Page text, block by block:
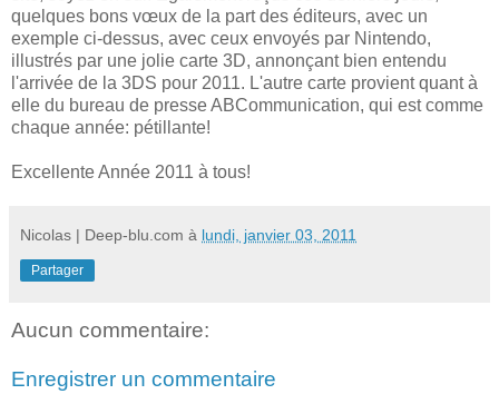
quelques bons vœux de la part des éditeurs, avec un
exemple ci-dessus, avec ceux envoyés par Nintendo,
illustrés par une jolie carte 3D, annonçant bien entendu
l'arrivée de la 3DS pour 2011. L'autre carte provient quant à
elle du bureau de presse ABCommunication, qui est comme
chaque année: pétillante!
Excellente Année 2011 à tous!
Nicolas | Deep-blu.com à lundi, janvier 03, 2011
Partager
Aucun commentaire:
Enregistrer un commentaire